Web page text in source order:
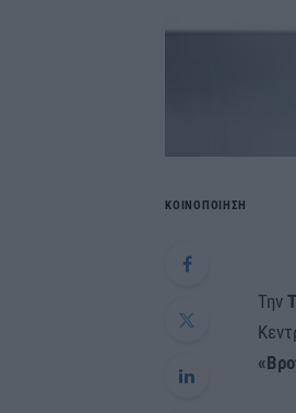
ΚΟΙΝΟΠΟΙΗΣΗ
Την